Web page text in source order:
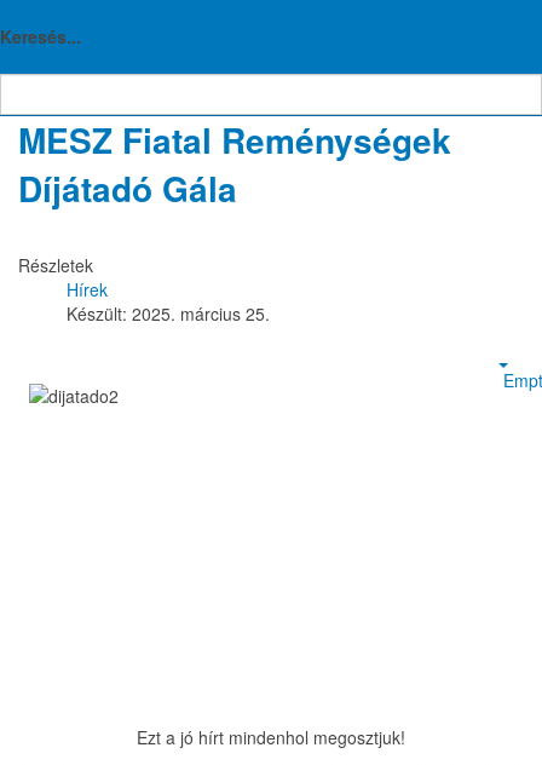
Keresés...
Hírek
MESZ Fiatal Reménységek
Díjátadó Gála
Részletek
Hírek
Készült: 2025. március 25.
Ezt a jó hírt mindenhol megosztjuk!